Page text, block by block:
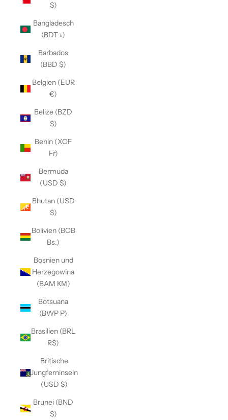
$)
Bangladesch
(BDT ৳)
Barbados
(BBD $)
Belgien (EUR
€)
Belize (BZD
$)
Benin (XOF
Fr)
Bermuda
(USD $)
Bhutan (USD
$)
Bolivien (BOB
Bs.)
Bosnien und
Herzegowina
(BAM КМ)
Botsuana
(BWP P)
Brasilien (BRL
R$)
Britische
Jungferninseln
(USD $)
Brunei (BND
$)